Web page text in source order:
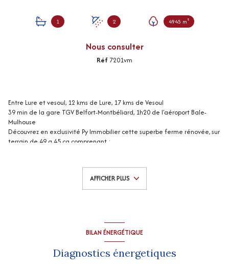
1 2 4945 m²
Nous consulter
Réf 7201vm
Entre Lure et vesoul, 12 kms de Lure, 17 kms de Vesoul
39 min de la gare TGV Belfort-Montbéliard, 1h20 de l'aéroport Bale-
Mulhouse
Découvrez en exclusivité Py Immobilier cette superbe ferme rénovée, sur
terrain de 49 a 45 ca comprenant :
A l'étage : grande mezzanine, une chambre avec un lavabo, une autre
grande chambre, une chambre parentale avec salle d'eau et wc,
Chauffage central fuel et bois.
AFFICHER PLUS
BILAN ÉNERGÉTIQUE
Diagnostics énergetiques